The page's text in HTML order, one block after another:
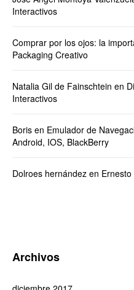
Interactivos
Comprar por los ojos: la
Packaging Creativo
Natalia Gil de Fainschtein en
Interactivos
Boris en Emulador de
Android, IOS, BlackBerry
Dolroes hernández en Ernesto
Archivos